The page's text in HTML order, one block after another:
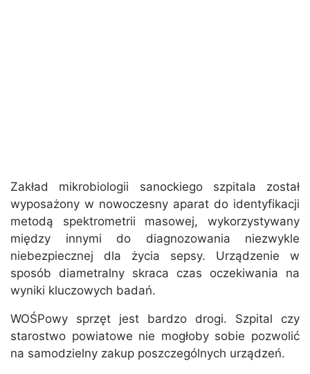
Zakład mikrobiologii sanockiego szpitala został
wyposażony w nowoczesny aparat do identyfikacji
metodą spektrometrii masowej, wykorzystywany
między innymi do diagnozowania niezwykle
niebezpiecznej dla życia sepsy. Urządzenie w
sposób diametralny skraca czas oczekiwania na
wyniki kluczowych badań.
WOŚPowy sprzęt jest bardzo drogi. Szpital czy
starostwo powiatowe nie mogłoby sobie pozwolić
na samodzielny zakup poszczególnych urządzeń.